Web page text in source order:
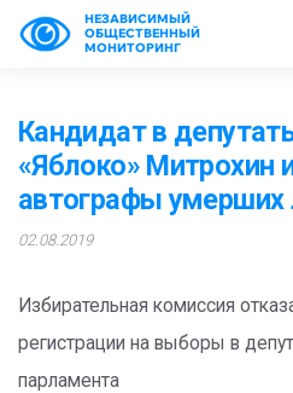
НЕЗАВИСИМЫЙ
ОБЩЕСТВЕННЫЙ
МОНИТОРИНГ
Кандидат в
«Яблоко» Митрохин
автографы
02.08.2019
Избирательная комиссия
регистрации на выборы в
парламента